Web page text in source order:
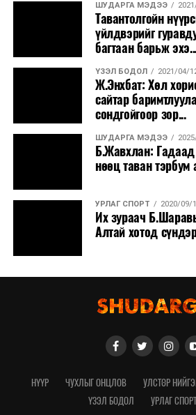
ШУДАРГА МЭДЭЭ
Тавантолгойн
үйлдвэрийг
багтаан барьж
ҮЗЭЛ БОДОЛ 2021/04/
Ж.Энхбат: Хөл
сайтар
сондгойгоор зор...
ШУДАРГА МЭДЭЭ
Б.Жавхлан:
нөөц таван
УРЛАГ СПОРТ 2020/09/
Их зураач
Алтай хотод
НҮҮР ЧУХЛЫГ ОНЦЛОВ УЛСТӨР
ҮЗЭЛ БОДОЛ
УРЛАГ